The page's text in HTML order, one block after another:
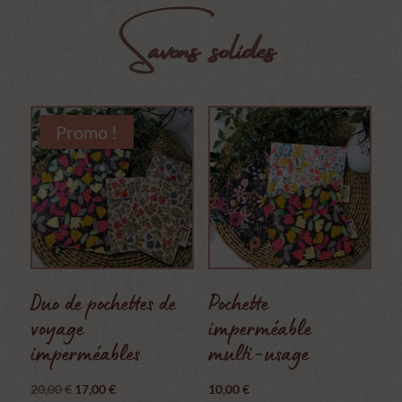
Savons solides
Promo !
Duo de pochettes de
voyage
imperméables
20,00€ Le
17,00€Le
Pochette
imperméable
multi-usage
10,00€